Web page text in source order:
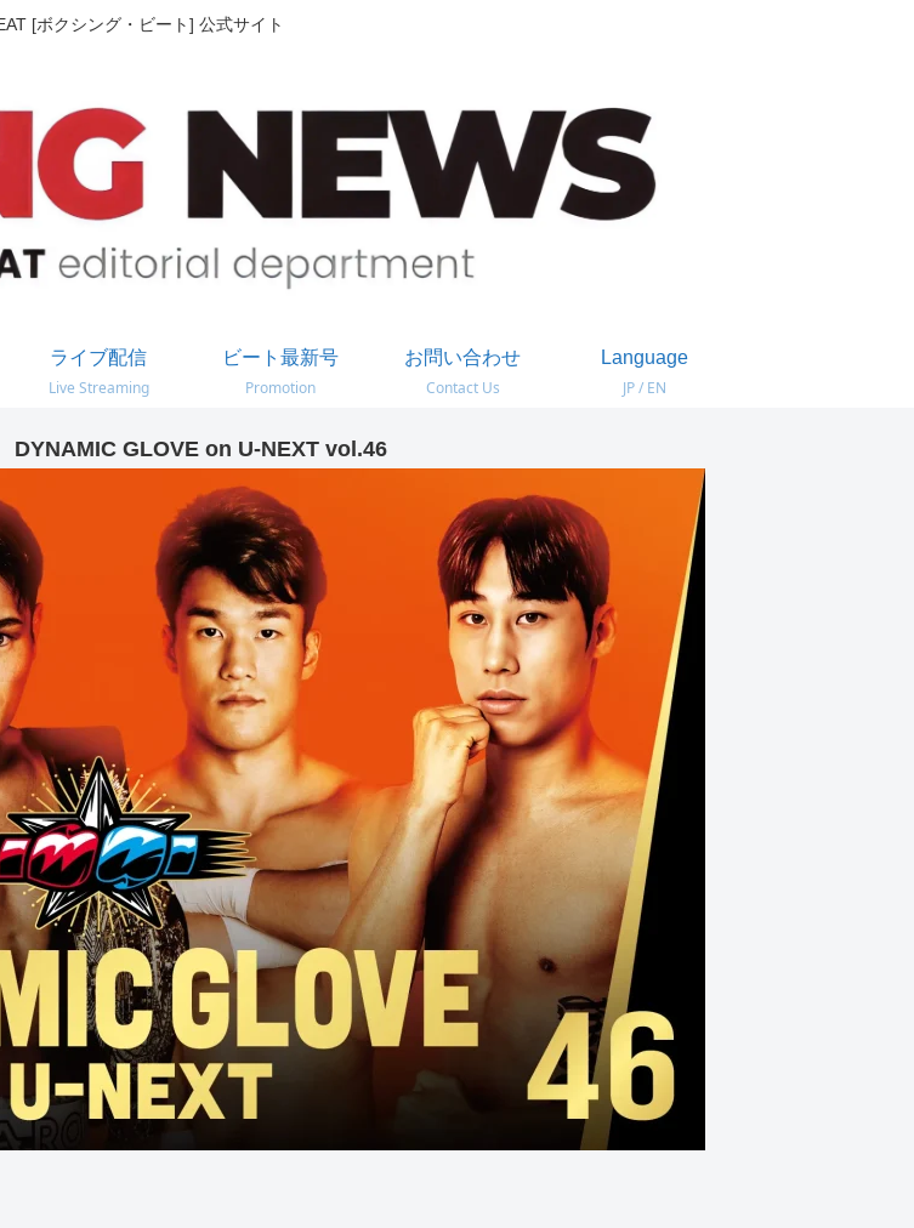
[ボクシング・ビート] 公式サイト
ライブ配信
Live Streaming
ビート最新号
Promotion
お問い合わせ
Contact Us
Language
JP / EN
GLOVE on U-NEXT vol.46